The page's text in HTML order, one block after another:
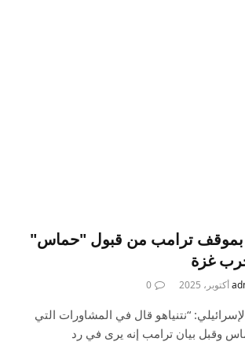
بموقف ترامب من قبول "حماس"
غزة
0
“نتنياهو قال في المشاورات التي
وقبل بيان ترامب إنه يرى في رد